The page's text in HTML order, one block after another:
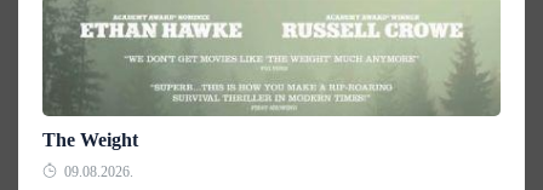
The Weight
09.08.2026.